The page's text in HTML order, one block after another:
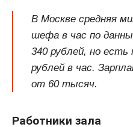
В Москве средняя
шефа в час по
340 рублей, но есть
рублей в час.
от 60 тысяч.
Работники зала